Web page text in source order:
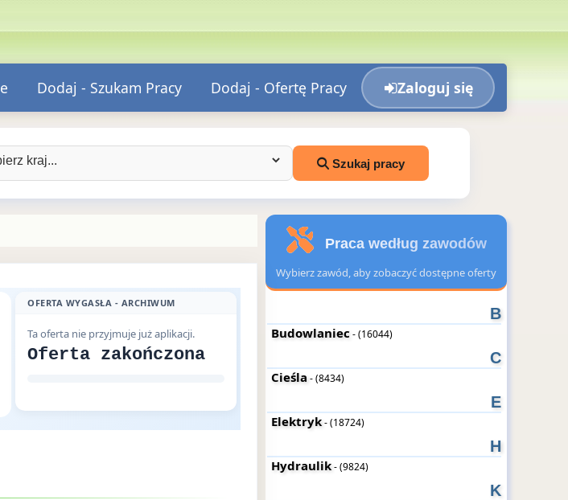
Dodaj - Szukam Pracy Dodaj - Ofertę Pracy Zaloguj się
kraj: Szukaj pracy
OFERTA WYGASŁA - ARCHIWUM
Ta oferta nie przyjmuje już aplikacji.
Oferta zakończona
Praca według zawodów
Wybierz zawód, aby zobaczyć dostępne oferty
B
Budowlaniec- (16044)
C
Cieśla- (8434)
E
Elektryk- (18724)
H
Hydraulik- (9824)
K